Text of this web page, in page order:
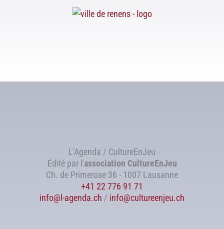
L'Agenda / CultureEnJeu
Édité par l'association CultureEnJeu
Ch. de Primerose 36 - 1007 Lausanne
+41 22 776 91 71
info@l-agenda.ch / info@cultureenjeu.ch